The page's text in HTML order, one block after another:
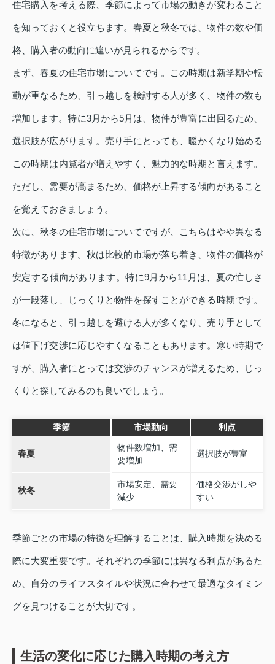
住宅購入を考える際、季節によって市場の動きが変わること
を知っておくと役立ちます。春夏と秋冬では、物件の数や価
格、購入者の動向に違いが見られるからです。
まず、春夏の住宅市場についてです。この時期は新学期や転
勤が重なるため、引っ越しを検討する人が多く、物件の数も
増加します。特に3月から5月は、物件が豊富に出回るため、
選択肢が広がります。売り手にとっても、暖かくなり始める
この時期は内覧者が増えやすく、魅力的な時期と言えます。
ただし、需要が高まるため、価格が上昇する傾向があること
を覚えておきましょう。
次に、秋冬の住宅市場についてですが、こちらはやや異なる
特徴があります。秋は比較的市場が落ち着き、物件の価格が
安定する傾向があります。特に9月から11月は、夏の忙しさ
が一段落し、じっくりと物件を探すことができる時期です。
冬になると、引っ越しを避ける人が多くなり、売り手として
は値下げ交渉に応じやすくなることもあります。寒い時期で
すが、購入者にとっては交渉のチャンスが増えるため、じっ
くりと探してみるのも良いでしょう。
季節 市場動向 利点
春夏
物件数増加、需
要増加
選択肢が豊富
秋冬
市場安定、需要
減少
価格交渉がしや
すい
季節ごとの市場の特徴を理解することは、購入時期を決める
際に大変重要です。それぞれの季節には異なる利点があるた
め、自分のライフスタイルや状況に合わせて最適なタイミン
グを見つけることが大切です。
生活の変化に応じた購入時期の考え方